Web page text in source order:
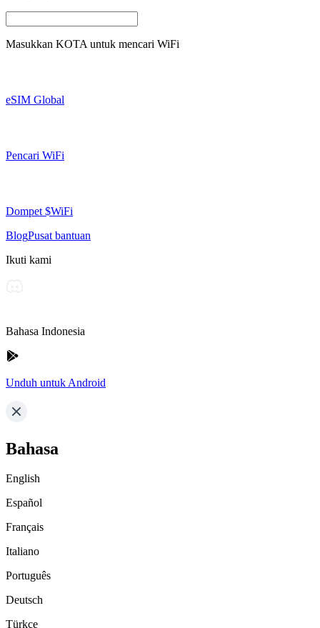
Masukkan KOTA untuk mencari WiFi
eSIM Global
Pencari WiFi
Dompet $WiFi
BlogPusat bantuan
Ikuti kami
Bahasa Indonesia
Unduh untuk Android
Bahasa
English
Español
Français
Italiano
Português
Deutsch
Türkçe